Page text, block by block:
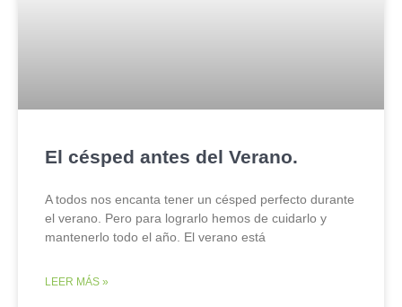
El césped antes del Verano.
A todos nos encanta tener un césped perfecto durante
el verano. Pero para lograrlo hemos de cuidarlo y
mantenerlo todo el año. El verano está
LEER MÁS »